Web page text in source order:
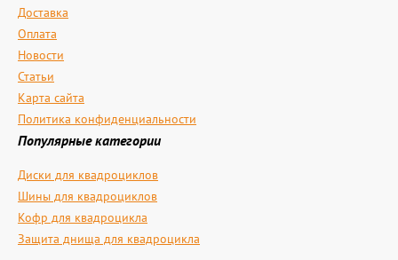
Доставка
Оплата
Новости
Статьи
Карта сайта
Политика конфиденциальности
Популярные категории
Диски для квадроциклов
Шины для квадроциклов
Кофр для квадроцикла
Защита днища для квадроцикла